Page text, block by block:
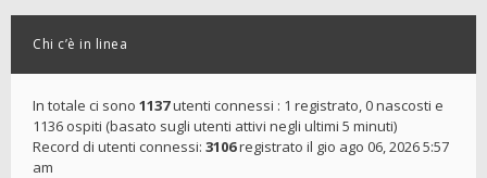
Chi c’è in linea
In totale ci sono 1137utenti connessi : 1 registrato, 0 nascosti e
1136 ospiti (basato sugli utenti attivi negli ultimi 5 minuti)
Record di utenti connessi: 3106registrato il gio ago 06, 2026 5:57
am